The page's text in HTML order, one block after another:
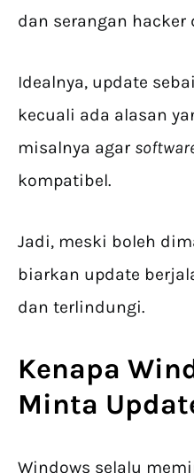
dan serangan hacker
Idealnya, update
kecuali ada alasan
misalnya agar
kompatibel.
Jadi, meski boleh
biarkan update
dan terlindungi.
Kenapa
Minta
Windows selalu